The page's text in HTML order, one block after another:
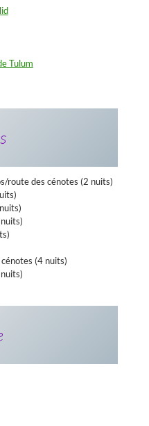
Tulum
route des cénotes (2 nuits)
(4 nuits)